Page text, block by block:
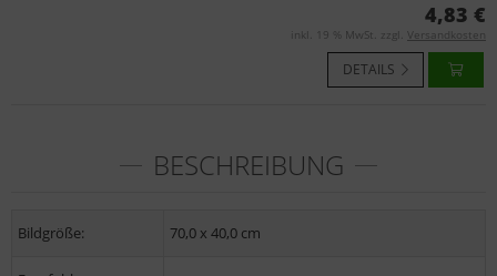
4,83 €
inkl. 19 % MwSt. zzgl. Versandkosten
DETAILS
BESCHREIBUNG
Bildgröße: 70,0 x 40,0 cm